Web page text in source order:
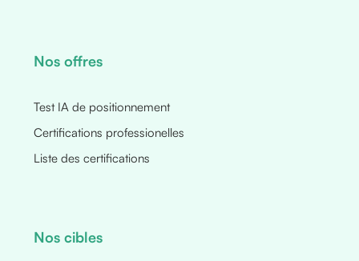
Nos offres
Test IA de positionnement
Certifications professionelles
Liste des certifications
Nos cibles